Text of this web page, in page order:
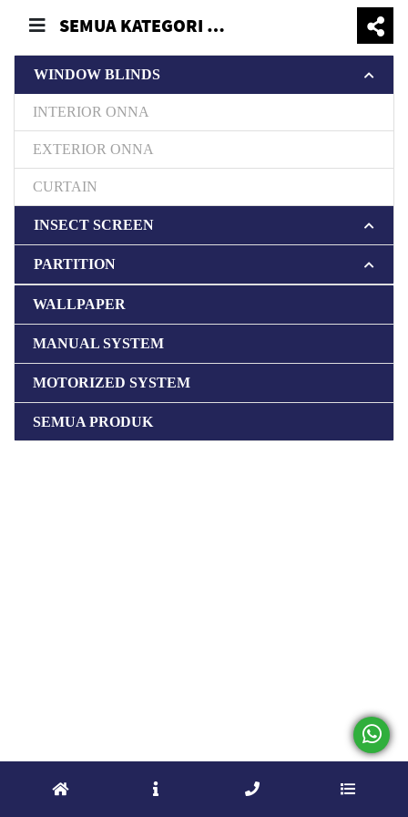
SEMUA KATEGORI VERTICALBLINDS
WINDOW BLINDS
INTERIOR ONNA
EXTERIOR ONNA
CURTAIN
INSECT SCREEN
PARTITION
WALLPAPER
MANUAL SYSTEM
MOTORIZED SYSTEM
SEMUA PRODUK